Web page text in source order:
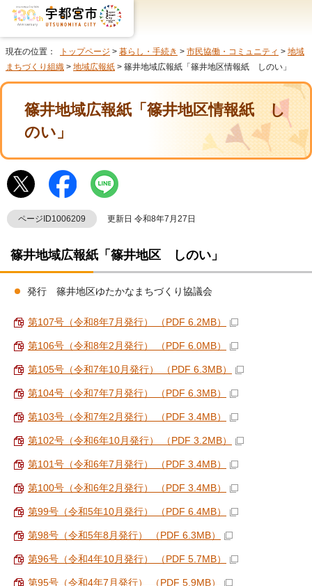
現在の位置： トップページ > 暮らし・手続き > 市民協働・コミュニティ > 地域
まちづくり組織 > 地域広報紙 > 篠井地域広報紙「篠井地区情報紙 しのい」
篠井地域広報紙「篠井地区情報紙 し
のい」
ページID1006209 更新日 令和8年7月27日
篠井地域広報紙「篠井地区 しのい」
発行 篠井地区ゆたかなまちづくり協議会
第107号（令和8年7月発行） （PDF 6.2MB）
第106号（令和8年2月発行） （PDF 6.0MB）
第105号（令和7年10月発行） （PDF 6.3MB）
第104号（令和7年7月発行） （PDF 6.3MB）
第103号（令和7年2月発行） （PDF 3.4MB）
第102号（令和6年10月発行） （PDF 3.2MB）
第101号（令和6年7月発行） （PDF 3.4MB）
第100号（令和6年2月発行） （PDF 3.4MB）
第99号（令和5年10月発行） （PDF 6.4MB）
第98号（令和5年8月発行） （PDF 6.3MB）
第96号（令和4年10月発行） （PDF 5.7MB）
第95号（令和4年7月発行） （PDF 5.9MB）